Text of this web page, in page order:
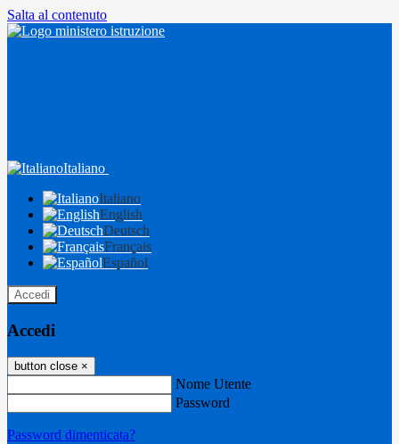
Salta al contenuto
Italiano
Italiano
English
Deutsch
Français
Español
Accedi
Accedi
button close ×
Nome Utente
Password
Password dimenticata?